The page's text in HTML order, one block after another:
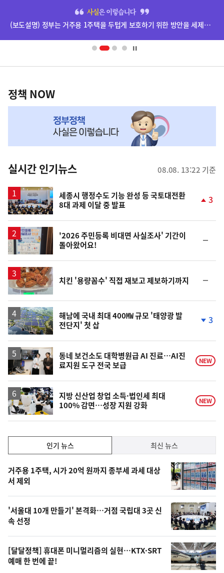
영
(보도설명) 정부는 거주용 1주택을 두텁게 보호하기 위한 방안을 세제개편안에 담았습니다.
책
NOW,
뉴
스
정책 NOW
실시간 인기뉴스 08.08. 13:22 기준
세종시 행정수도 기능 완성 등 국토대전환
8대 과제 이달 중 발표
3
'2026 주민등록 비대면 사실조사' 기간이
돌아왔어요!
일
치킨 '용량꼼수' 직접 재보고 제보하기까지
일
해남에 국내 최대 400㎿ 규모 '태양광 발
전단지' 첫 삽
락
3
동네 보건소도 대학병원급 AI 진료…AI진
료지원 도구 전국 보급
NEW
지방 신산업 창업 소득·법인세 최대
100% 감면…성장 지원 강화
NEW
기,
최
신,
오
늘
의
영
상
인기 뉴스 최신 뉴스
기
뉴
스
거주용 1주택, 시가 20억 원까지 종부세 과세 대상
서 제외
'서울대 10개 만들기' 본격화…거점 국립대 3곳 신
속 선정
[달달정책] 휴대폰 미니멀리즘의 실현…KTX·SRT
예매 한 번에 끝!